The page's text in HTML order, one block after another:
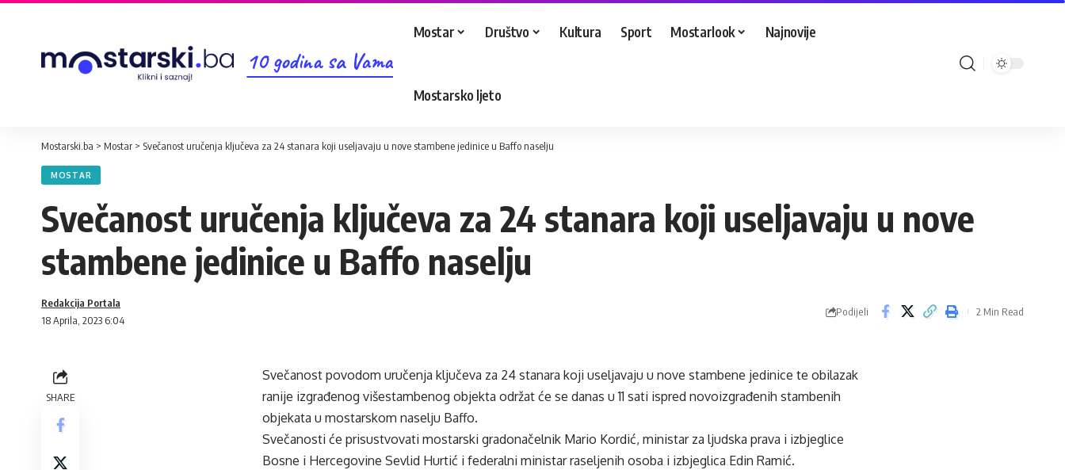
10 godina sa Vama
Mostar Društvo Kultura Sport Mostarlook Najnovije
Mostarsko ljeto
Mostarski.ba > Mostar > Svečanost uručenja ključeva za 24 stanara koji useljavaju u nove stambene jedinice u Baffo naselju
MOSTAR
Svečanost uručenja ključeva za 24 stanara koji useljavaju u nove
stambene jedinice u Baffo naselju
18 Aprila, 2023 6:04
Redakcija Portala
Podijeli 2 Min Read
SHARE
Svečanost povodom uručenja ključeva za 24 stanara koji useljavaju u nove stambene jedinice te obilazak
ranije izgrađenog višestambenog objekta održat će se danas u 11 sati ispred novoizgrađenih stambenih
objekata u mostarskom naselju Baffo.
Svečanosti će prisustvovati mostarski gradonačelnik Mario Kordić, ministar za ljudska prava i izbjeglice
Bosne i Hercegovine Sevlid Hurtić i federalni ministar raseljenih osoba i izbjeglica Edin Ramić.